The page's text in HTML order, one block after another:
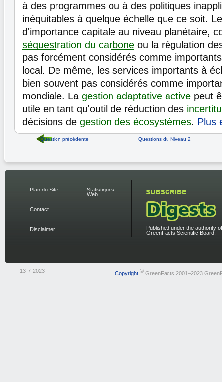
à des programmes ou à des politiques
inéquitables à quelque échelle que ce soit.
d'importance capitale au niveau planétaire,
séquestration du carbone ou la régulation
pas forcément considérés comme
local. De même, les services importants à
bien souvent pas considérés comme
mondiale. La gestion adaptative active peut
utile en tant qu'outil de réduction des
décisions de gestion des écosystèmes. Plus
Question précédente Questions du Niveau 2
Plan du Site
Contact
Disclaimer
Statistiques
Web
Published under the authority
GreenFacts Scientific Board.
13-7-2023 Copyright ©GreenFacts 2001–2023